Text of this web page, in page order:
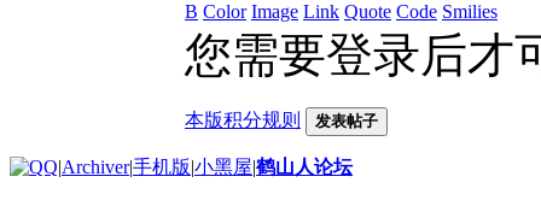
B Color Image Link Quote Code Smilies
您需要登录后才
本版积分规则 发表帖子
|Archiver|手机版|小黑屋|鹤山人论坛